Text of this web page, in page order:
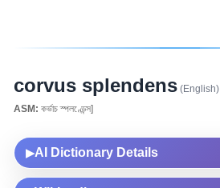
corvus splendens (English)
ASM: কৰ্ভাচ স্পলণ্ডেন্স]
▶AI Dictionary Details